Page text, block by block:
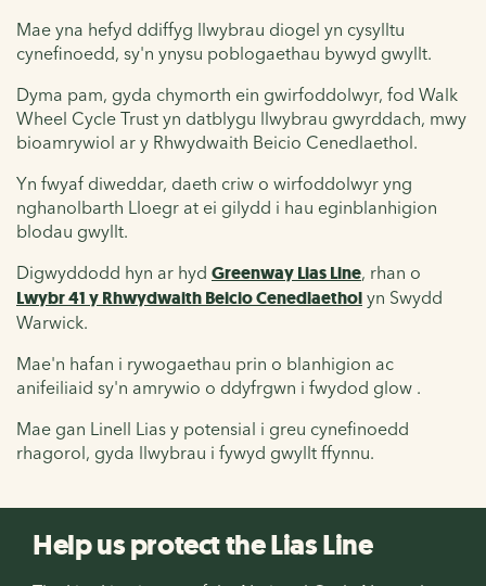
Mae yna hefyd ddiffyg llwybrau diogel yn cysylltu
cynefinoedd, sy'n ynysu poblogaethau bywyd gwyllt.
Dyma pam, gyda chymorth ein gwirfoddolwyr, fod Walk
Wheel Cycle Trust yn datblygu llwybrau gwyrddach, mwy
bioamrywiol ar y Rhwydwaith Beicio Cenedlaethol.
Yn fwyaf diweddar, daeth criw o wirfoddolwyr yng
nghanolbarth Lloegr at ei gilydd i hau eginblanhigion
blodau gwyllt.
Digwyddodd hyn ar hyd Greenway Lias Line, rhan o
Lwybr 41 y Rhwydwaith Beicio Cenedlaethol yn Swydd
Warwick.
Mae'n hafan i rywogaethau prin o blanhigion ac
anifeiliaid sy'n amrywio o ddyfrgwn i fwydod glow .
Mae gan Linell Lias y potensial i greu cynefinoedd
rhagorol, gyda llwybrau i fywyd gwyllt ffynnu.
Help us protect the Lias Line